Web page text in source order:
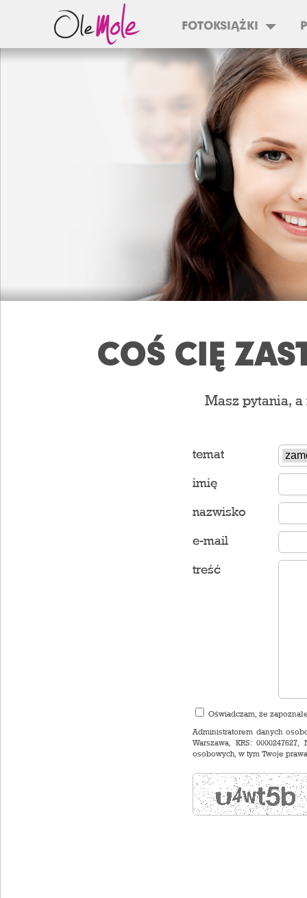
FOTOKSIĄŻKI
COŚ CIĘ
Masz pytania,
temat
imię
nazwisko
e-mail
treść
Oświadczam, że
Administratorem danych
Warszawa, KRS:
osobowych, w tym Twoje